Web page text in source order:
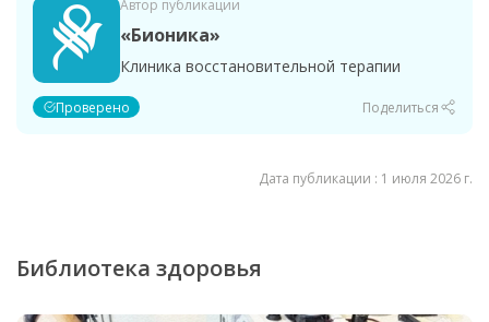
Автор публикации
«Бионика»
Клиника восстановительной терапии
Проверено Поделиться
Дата публикации : 1 июля 2026 г.
Библиотека здоровья